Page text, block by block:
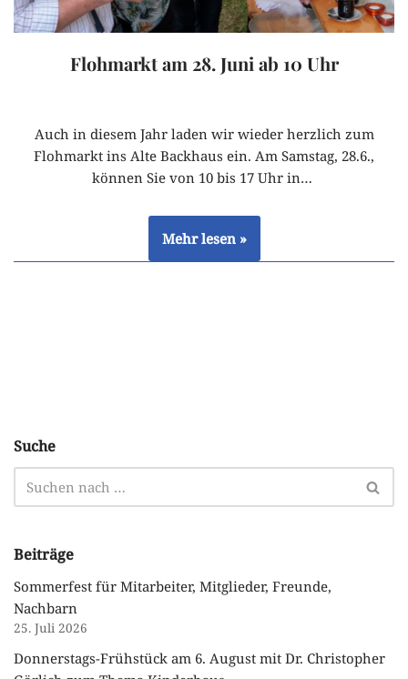
Flohmarkt am 28. Juni ab 10 Uhr
Auch in diesem Jahr laden wir wieder herzlich zum
Flohmarkt ins Alte Backhaus ein. Am Samstag, 28.6.,
können Sie von 10 bis 17 Uhr in…
Mehr lesen »
Suche
Beiträge
Sommerfest für Mitarbeiter, Mitglieder, Freunde,
Nachbarn
25. Juli 2026
Donnerstags-Frühstück am 6. August mit Dr. Christopher